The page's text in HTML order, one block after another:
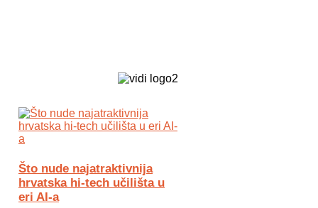
Što nude najatraktivnija
hrvatska hi-tech učilišta u
eri AI-a